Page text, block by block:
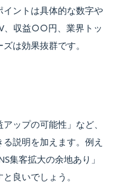
ントは具体的な数字や
、収益○○円、業界トッ
は効果抜群です。
ップの可能性」など、
説明を加えます。例え
集客拡大の余地あり」
良いでしょう。